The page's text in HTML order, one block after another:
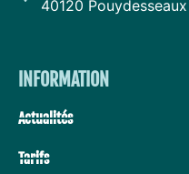
40120 Pouydesseaux
INFORMATION
Actualités
Tarifs